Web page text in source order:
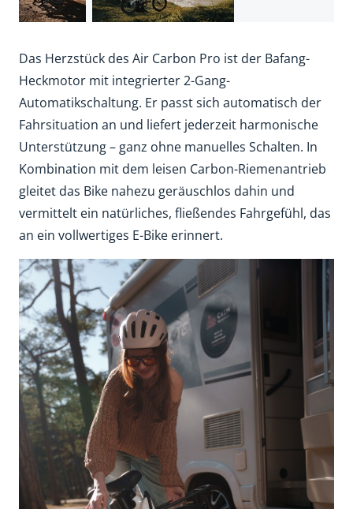
Das Herzstück des Air Carbon Pro ist der Bafang-
Heckmotor mit integrierter 2-Gang-
Automatikschaltung. Er passt sich automatisch der
Fahrsituation an und liefert jederzeit harmonische
Unterstützung – ganz ohne manuelles Schalten. In
Kombination mit dem leisen Carbon-Riemenantrieb
gleitet das Bike nahezu geräuschlos dahin und
vermittelt ein natürliches, fließendes Fahrgefühl, das
an ein vollwertiges E-Bike erinnert.